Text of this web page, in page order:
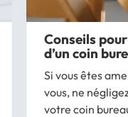
Conseils
d’un coin
Si vous êtes
vous, ne
votre coin